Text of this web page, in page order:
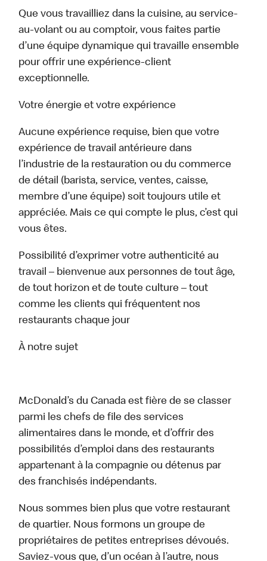
Que vous travailliez dans la cuisine, au service-
au-volant ou au comptoir, vous faites partie
d’une équipe dynamique qui travaille ensemble
pour offrir une expérience-client
exceptionnelle.
Votre énergie et votre expérience
Aucune expérience requise, bien que votre
expérience de travail antérieure dans
l’industrie de la restauration ou du commerce
de détail (barista, service, ventes, caisse,
membre d’une équipe) soit toujours utile et
appréciée. Mais ce qui compte le plus, c’est qui
vous êtes.
Possibilité d’exprimer votre authenticité au
travail – bienvenue aux personnes de tout âge,
de tout horizon et de toute culture – tout
comme les clients qui fréquentent nos
restaurants chaque jour
À notre sujet
McDonald’s du Canada est fière de se classer
parmi les chefs de file des services
alimentaires dans le monde, et d’offrir des
possibilités d’emploi dans des restaurants
appartenant à la compagnie ou détenus par
des franchisés indépendants.
Nous sommes bien plus que votre restaurant
de quartier. Nous formons un groupe de
propriétaires de petites entreprises dévoués.
Saviez-vous que, d’un océan à l’autre, nous